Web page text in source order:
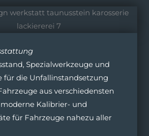
Spezialwerkzeuge und
für die Unfallinstandsetzung
aus verschiedensten
Kalibrier- und
für Fahrzeuge nahezu aller